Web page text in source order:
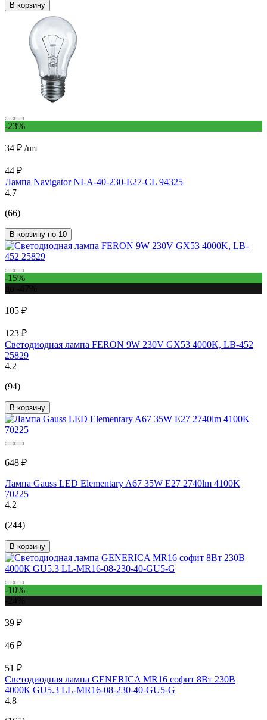
В корзину
-23%
34 ₽ /шт
44 ₽
Лампа Navigator NI-A-40-230-E27-CL 94325
4.7
(66)
В корзину по 10
-15%
105 ₽
123 ₽
Светодиодная лампа FERON 9W 230V GX53 4000K, LB-452
25829
4.2
(94)
В корзину
648 ₽
Лампа Gauss LED Elementary A67 35W E27 2740lm 4100K
70225
4.2
(244)
В корзину
-10%
39 ₽
46 ₽
51 ₽
Светодиодная лампа GENERICA MR16 софит 8Вт 230В
4000К GU5.3 LL-MR16-08-230-40-GU5-G
4.8